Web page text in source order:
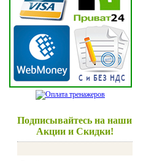
Подписывайтесь на наши
Акции и Скидки!